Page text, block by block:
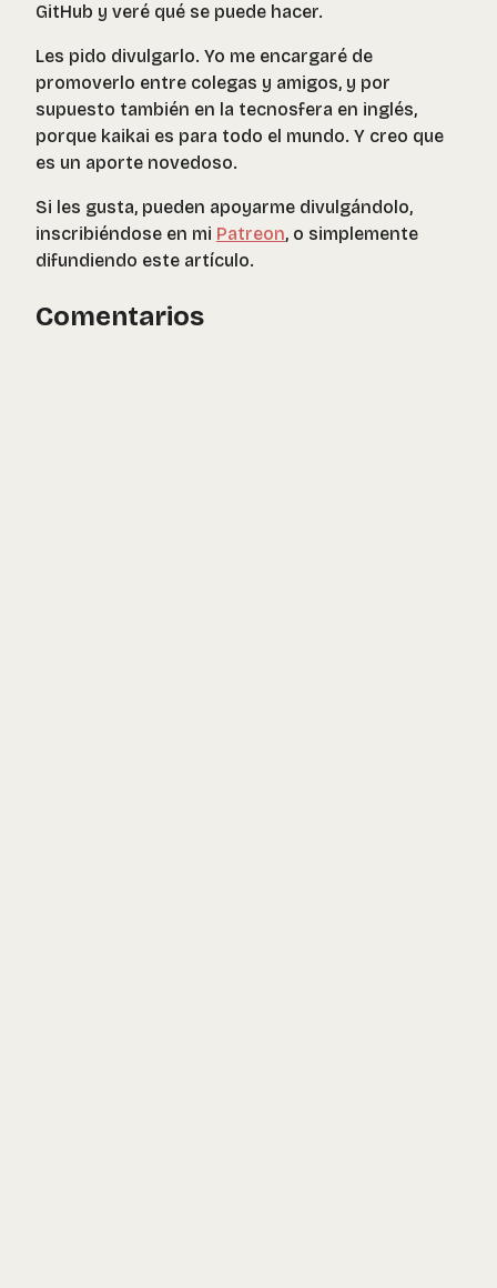
GitHub y veré qué se puede hacer.
Les pido divulgarlo. Yo me encargaré de
promoverlo entre colegas y amigos, y por
supuesto también en la tecnosfera en inglés,
porque kaikai es para todo el mundo. Y creo que
es un aporte novedoso.
Si les gusta, pueden apoyarme divulgándolo,
inscribiéndose en mi Patreon, o simplemente
difundiendo este artículo.
Comentarios